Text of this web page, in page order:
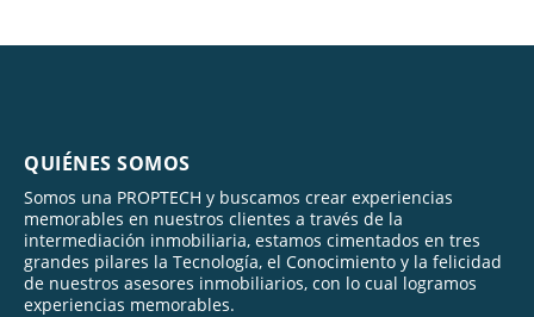
QUIÉNES SOMOS
Somos una PROPTECH y buscamos crear experiencias
memorables en nuestros clientes a través de la
intermediación inmobiliaria, estamos cimentados en tres
grandes pilares la Tecnología, el Conocimiento y la felicidad
de nuestros asesores inmobiliarios, con lo cual logramos
experiencias memorables.